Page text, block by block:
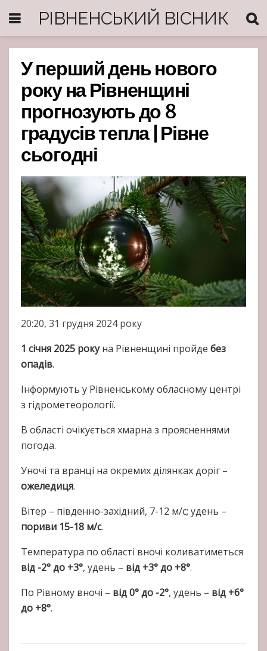
РІВНЕНСЬКИЙ ВІСНИК
У перший день нового
року на Рівненщині
прогнозують до 8
градусів тепла | Рівне
сьогодні
20:20, 31 грудня 2024 року
1 січня 2025 рокуна Рівненщині пройде без
опадів.
Інформують у Рівненському обласному центрі
з гідрометеорології.
В області очікується хмарна з проясненнями
погода.
Уночі та вранці на окремих ділянках доріг –
ожеледиця.
Вітер – південно-західний, 7-12 м/с; удень –
пориви 15-18 м/с.
Температура по області вночі коливатиметься
від -2° до +3°, удень – від +3° до +8°.
По Рівному вночі – від 0° до -2°, удень – від +6°
до +8°.